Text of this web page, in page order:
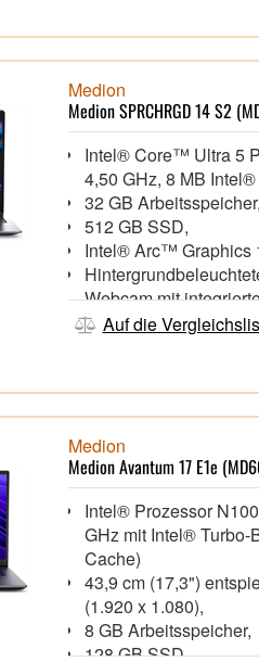
USB 3.2 Gen 1, 2x
Speicherkartenleser
Windows 11 Home 64
Medion
Medion SPRCHRGD 14 S2
Intel® Core™ Ultra 5
4,50 GHz, 8 MB
32 GB Arbeitsspeicher,
512 GB SSD,
Intel® Arc™ Graphics
Webcam mit
Wi-Fi 7 (802.11be),
Windows 11 Home
35,56 cm (14") 2,8K
1.800),
Auf die
Medion
Medion Avantum 17 E1e
Intel® Prozessor
GHz mit Intel® Turbo-
Cache)
43,9 cm (17,3")
(1.920 x 1.080),
8 GB Arbeitsspeicher,
128 GB SSD,